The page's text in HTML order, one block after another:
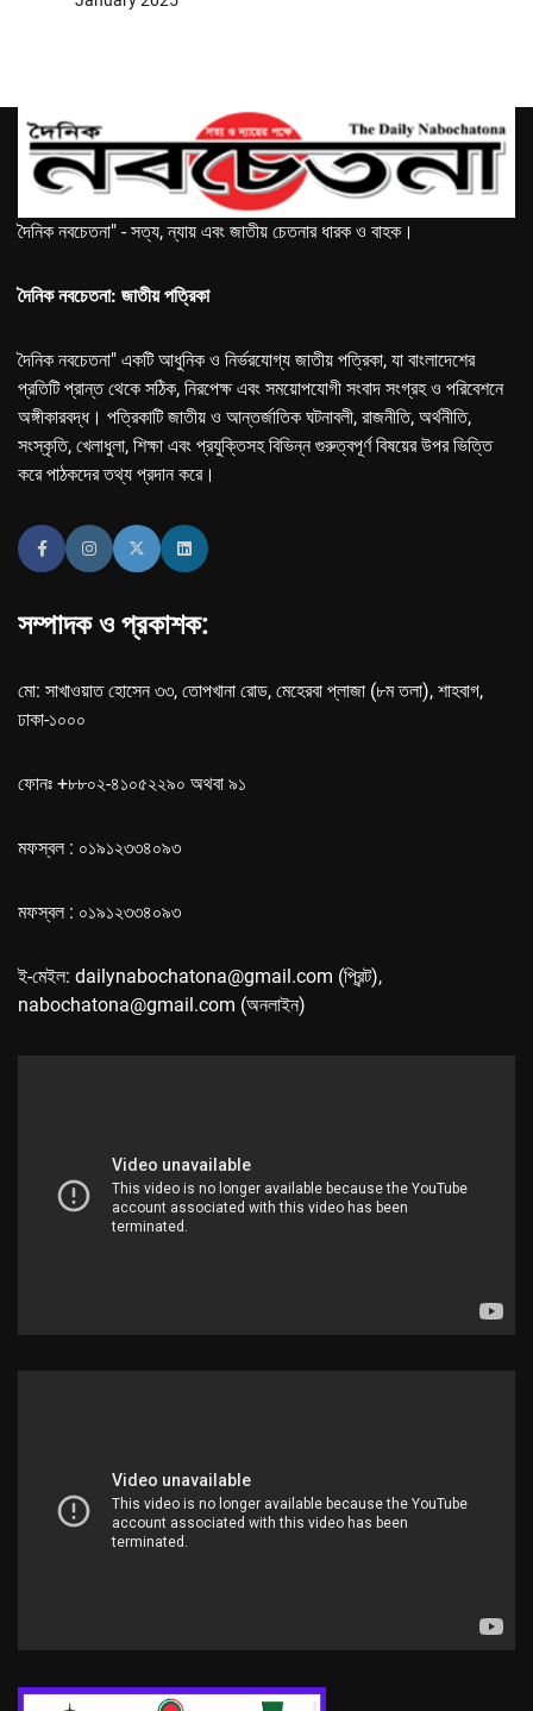
দৈনিক নবচেতনা" - সত্য, ন্যায় এবং জাতীয় চেতনার ধারক ও বাহক।
দৈনিক নবচেতনা: জাতীয় পত্রিকা
দৈনিক নবচেতনা" একটি আধুনিক ও নির্ভরযোগ্য জাতীয় পত্রিকা, যা বাংলাদেশের
প্রতিটি প্রান্ত থেকে সঠিক, নিরপেক্ষ এবং সময়োপযোগী সংবাদ সংগ্রহ ও পরিবেশনে
অঙ্গীকারবদ্ধ। পত্রিকাটি জাতীয় ও আন্তর্জাতিক ঘটনাবলী, রাজনীতি, অর্থনীতি,
সংস্কৃতি, খেলাধুলা, শিক্ষা এবং প্রযুক্তিসহ বিভিন্ন গুরুত্বপূর্ণ বিষয়ের উপর ভিত্তি
করে পাঠকদের তথ্য প্রদান করে।
সম্পাদক ও প্রকাশক:
মো: সাখাওয়াত হোসেন ৩৩, তোপখানা রোড, মেহেরবা প্লাজা (৮ম তলা), শাহবাগ,
ঢাকা-১০০০
ফোনঃ +৮৮০২-৪১০৫২২৯০ অথবা ৯১
মফস্বল : ০১৯১২৩৩৪০৯৩
মফস্বল : ০১৯১২৩৩৪০৯৩
ই-মেইল: dailynabochatona@gmail.com (প্রিন্ট),
nabochatona@gmail.com (অনলাইন)